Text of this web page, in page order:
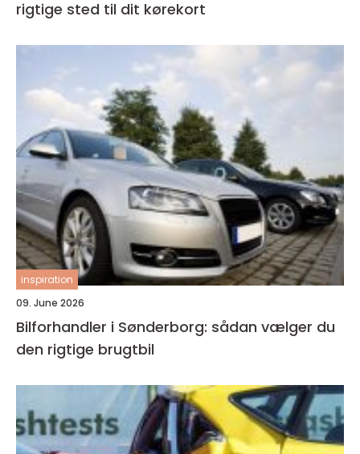
rigtige sted til dit kørekort
inspiration
09. June 2026
Bilforhandler i Sønderborg: sådan vælger du
den rigtige brugtbil